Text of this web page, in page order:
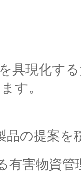
具現化す
す。
品の提案を
有害物資